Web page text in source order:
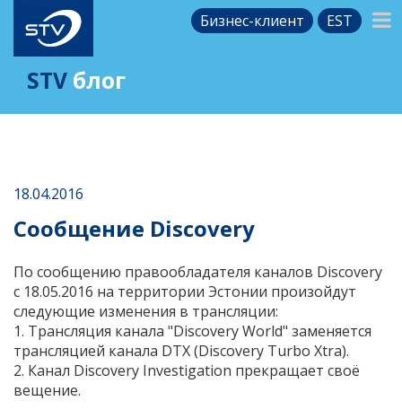
Бизнес-клиент EST
STV блог
18.04.2016
Сообщение Discovery
По сообщению правообладателя каналов Discovery
с 18.05.2016 на территории Эстонии произойдут
следующие изменения в трансляции:
1. Трансляция канала "Discovery World" заменяется
трансляцией канала DTX (Discovery Turbo Xtra).
2. Канал Discovery Investigation прекращает своё
вещение.